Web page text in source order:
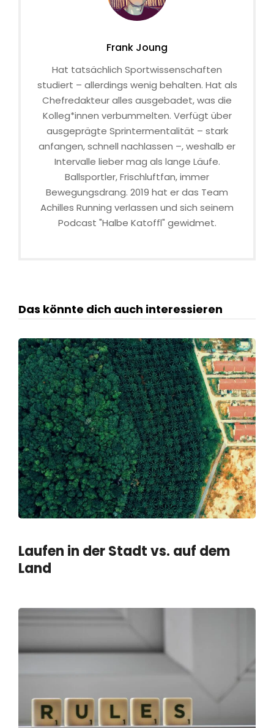
Frank Joung
Hat tatsächlich Sportwissenschaften
studiert – allerdings wenig behalten. Hat als
Chefredakteur alles ausgebadet, was die
Kolleg*innen verbummelten. Verfügt über
ausgeprägte Sprintermentalität – stark
anfangen, schnell nachlassen –, weshalb er
Intervalle lieber mag als lange Läufe.
Ballsportler, Frischluftfan, immer
Bewegungsdrang. 2019 hat er das Team
Achilles Running verlassen und sich seinem
Podcast "Halbe Katoffl" gewidmet.
Das könnte dich auch interessieren
Laufen in der Stadt vs. auf dem
Land